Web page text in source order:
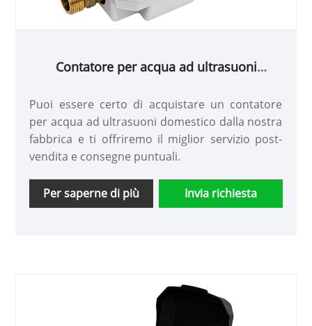
Contatore per acqua ad ultrasuoni
Puoi essere certo di acquistare un contatore
per acqua ad ultrasuoni domestico dalla nostra
fabbrica e ti offriremo il miglior servizio post-
vendita e consegne puntuali.
Per saperne di più Invia richiesta